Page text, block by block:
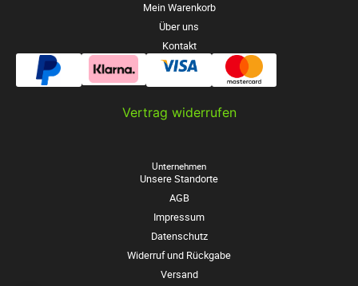
Mein Warenkorb
Über uns
Kontakt
Vertrag widerrufen
Unternehmen
Unsere Standorte
AGB
Impressum
Datenschutz
Widerruf und Rückgabe
Versand